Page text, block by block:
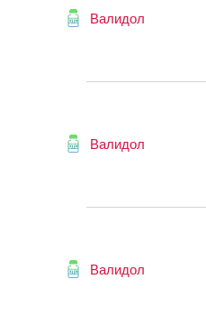
Валидол
Валидол
Валидол